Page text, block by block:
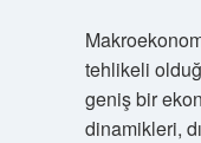
tehlikeli
geniş bir
dinamikleri,